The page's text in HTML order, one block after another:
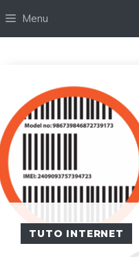
Menu
TUTO INTERNET